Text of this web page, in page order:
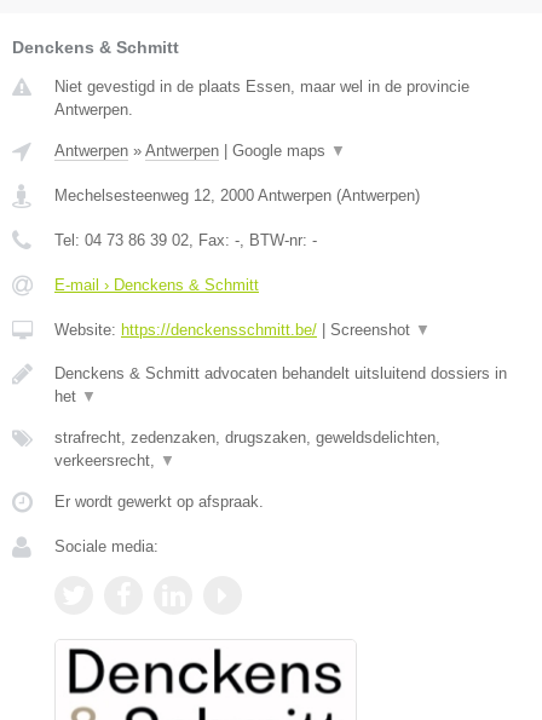
Denckens & Schmitt
Niet gevestigd in de plaats Essen, maar wel in de provincie
Antwerpen.
Antwerpen » Antwerpen | Google maps ▼
Mechelsesteenweg 12 2000 Antwerpen (Antwerpen)
Tel: 04 73 86 39 02 , Fax: - , BTW-nr: -
E-mail › Denckens & Schmitt
Website: https://denckensschmitt.be/ | Screenshot ▼
Denckens & Schmitt advocaten behandelt uitsluitend dossiers in
het ▼
strafrecht, zedenzaken, drugszaken, geweldsdelichten,
verkeersrecht,
▼
Er wordt gewerkt op afspraak.
Sociale media: